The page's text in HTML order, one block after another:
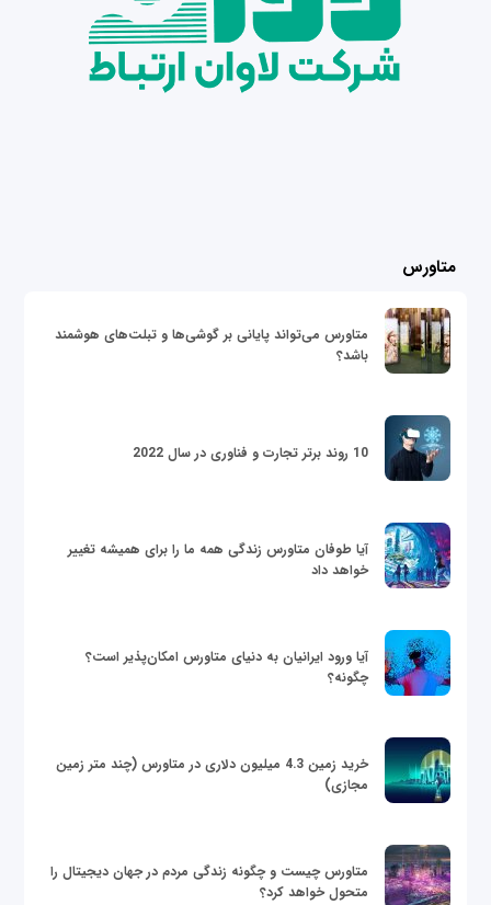
متاورس
متاورس می‌تواند پایانی بر گوشی‌ها و تبلت‌های هوشمند
باشد؟
10 روند برتر تجارت و فناوری در سال 2022
آیا طوفان متاورس زندگی همه ما را برای همیشه تغییر
خواهد داد
آیا ورود ایرانیان به دنیای متاورس امکان‌پذیر است؟
چگونه؟
خرید زمین 4.3 میلیون دلاری در متاورس (چند متر زمین
مجازی)
متاورس چیست و چگونه زندگی مردم در جهان دیجیتال را
متحول خواهد کرد؟